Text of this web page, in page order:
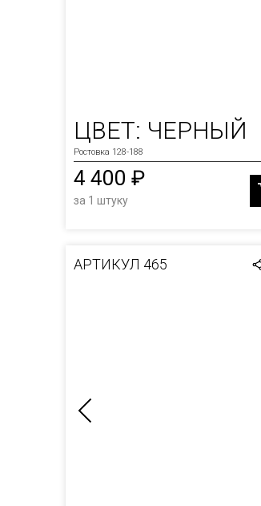
ЦВЕТ: ЧЕРНЫЙ
Ростовка 128-188
4 400 ₽
за 1 штуку
АРТИКУЛ 465